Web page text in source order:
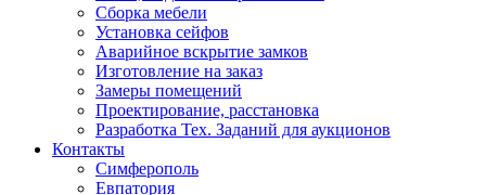
Сборка мебели
Установка сейфов
Аварийное вскрытие замков
Изготовление на заказ
Замеры помещений
Проектирование, расстановка
Разработка Тех. Заданий для аукционов
Контакты
Симферополь
Евпатория